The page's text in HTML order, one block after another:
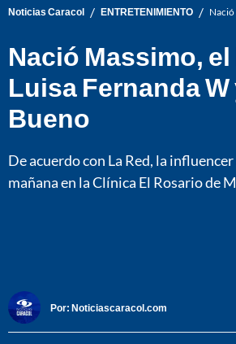
Noticias Caracol / ENTRETENIMIENTO / Nació
Nació Massimo,
Luisa Fernanda W
Bueno
De acuerdo con La Red, la
mañana en la Clínica El Rosario de
Por: Noticiascaracol.com